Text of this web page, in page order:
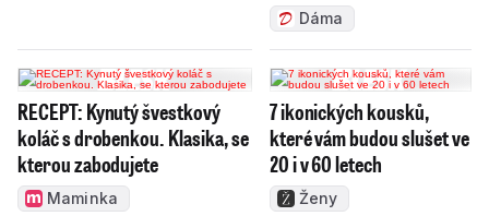
Dáma
RECEPT: Kynutý švestkový
koláč s drobenkou. Klasika, se
kterou zabodujete
Maminka
7 ikonických kousků,
které vám budou slušet ve
20 i v 60 letech
Ženy